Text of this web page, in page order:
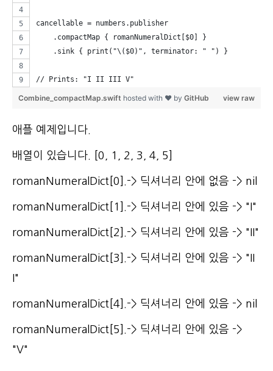
cancellable = numbers.publisher
    .compactMap { romanNumeralDict[$0] }
    .sink { print("\($0)", terminator: " ") }
// Prints: "I II III V"
view raw
Combine_compactMap.swift hosted with ❤ by GitHub
애플 예제입니다.
배열이 있습니다. [0, 1, 2, 3, 4, 5]
romanNumeralDict[0].-> 딕셔너리 안에 없음 -> nil
romanNumeralDict[1].-> 딕셔너리 안에 있음 -> "I"
romanNumeralDict[2].-> 딕셔너리 안에 있음 -> "II"
romanNumeralDict[3].-> 딕셔너리 안에 있음 -> "II
I"
romanNumeralDict[4].-> 딕셔너리 안에 있음 -> nil
romanNumeralDict[5].-> 딕셔너리 안에 있음 ->
"V"